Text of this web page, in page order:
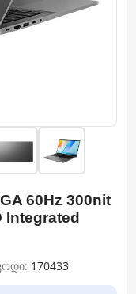
60Hz 300nit
Integrated
170433